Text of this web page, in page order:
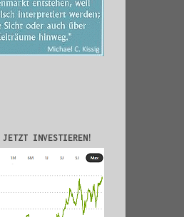
INVESTIEREN!